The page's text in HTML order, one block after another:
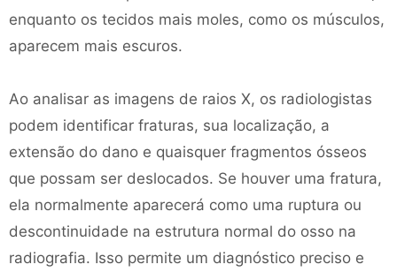
enquanto os tecidos mais moles, como os músculos,
aparecem mais escuros.
Ao analisar as imagens de raios X, os radiologistas
podem identificar fraturas, sua localização, a
extensão do dano e quaisquer fragmentos ósseos
que possam ser deslocados. Se houver uma fratura,
ela normalmente aparecerá como uma ruptura ou
descontinuidade na estrutura normal do osso na
radiografia. Isso permite um diagnóstico preciso e